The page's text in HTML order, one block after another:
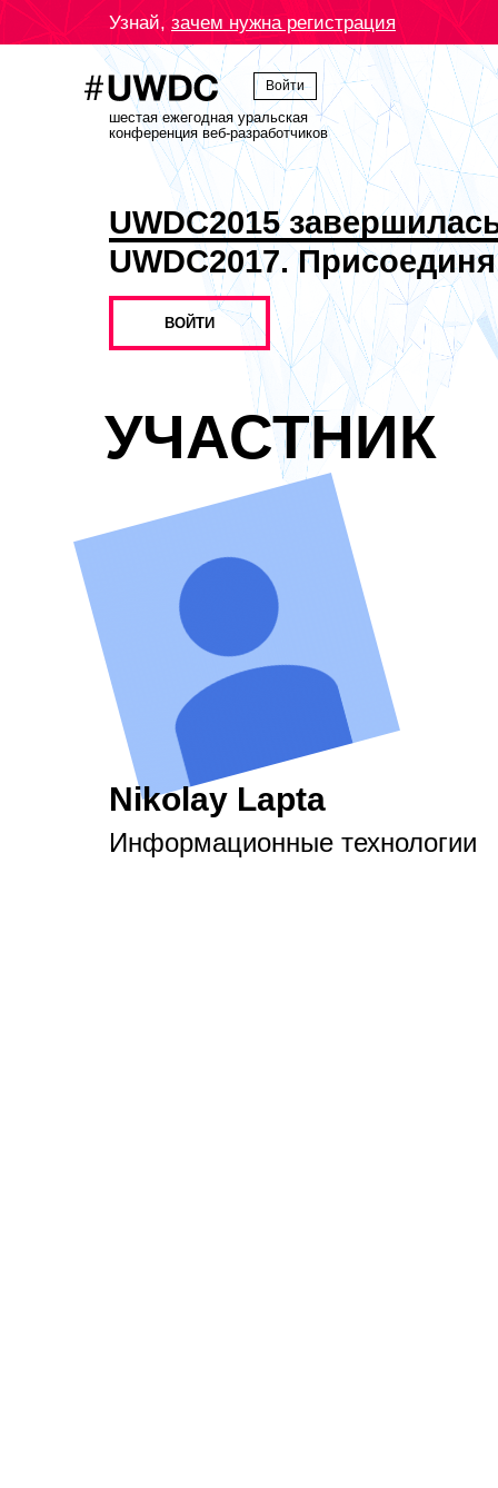
Узнай, зачем нужна регистрация
Войти
шестая ежегодная уральская
конференция веб-разработчиков
UWDC2015
UWDC2017.
ВОЙТИ
УЧАСТНИК
Nikolay Lapta
Информационные технологии